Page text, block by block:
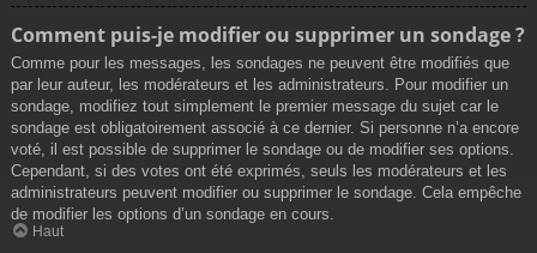
Comment puis-je modifier ou supprimer un sondage ?
Comme pour les messages, les sondages ne peuvent être modifiés que
par leur auteur, les modérateurs et les administrateurs. Pour modifier un
sondage, modifiez tout simplement le premier message du sujet car le
sondage est obligatoirement associé à ce dernier. Si personne n’a encore
voté, il est possible de supprimer le sondage ou de modifier ses options.
Cependant, si des votes ont été exprimés, seuls les modérateurs et les
administrateurs peuvent modifier ou supprimer le sondage. Cela empêche
de modifier les options d’un sondage en cours.
Haut